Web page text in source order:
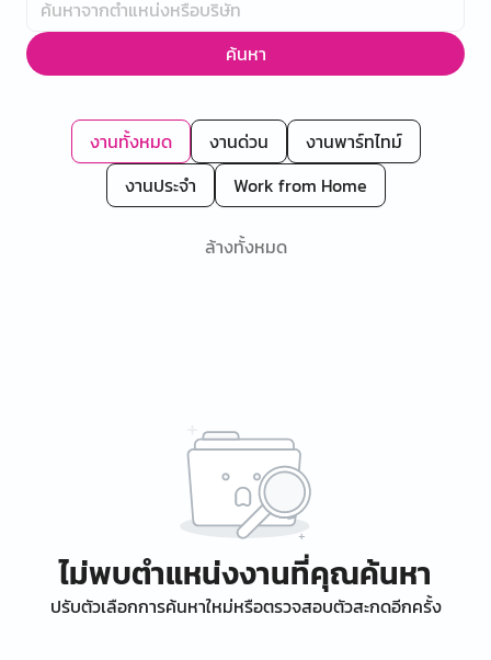
ค้นหา
งานทั้งหมด งานด่วน
งานพาร์ทไทม์
งานประจำ
Work from Home
ล้างทั้งหมด
ไม่พบตำแหน่งงานที่คุณค้นหา
ปรับตัวเลือกการค้นหาใหม่หรือตรวจสอบตัวสะกดอีกครั้ง